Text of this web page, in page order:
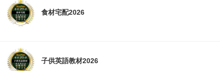
食材宅配2026
子供英語教材2026